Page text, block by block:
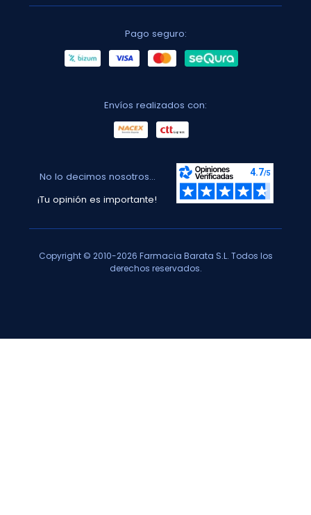
Pago seguro:
Envíos realizados con:
No lo decimos nosotros...
¡Tu opinión es importante!
Copyright © 2010-2026 Farmacia Barata S.L. Todos los
derechos reservados.